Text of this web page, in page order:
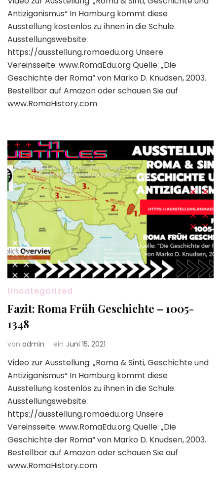
Antiziganismus“ In Hamburg kommt diese
Ausstellung kostenlos zu ihnen in die Schule.
Ausstellungswebsite:
https://ausstellung.romaedu.org Unsere
Vereinsseite: www.RomaEdu.org Quelle: „Die
Geschichte der Roma“ von Marko D. Knudsen, 2003.
Bestellbar auf Amazon oder schauen Sie auf
www.RomaHistory.com
Uncategorized
Fazit: Roma Früh Geschichte – 1005-
1348
von admin ein Juni 15, 2021
Video zur Ausstellung: „Roma & Sinti, Geschichte und
Antiziganismus“ In Hamburg kommt diese
Ausstellung kostenlos zu ihnen in die Schule.
Ausstellungswebsite:
https://ausstellung.romaedu.org Unsere
Vereinsseite: www.RomaEdu.org Quelle: „Die
Geschichte der Roma“ von Marko D. Knudsen, 2003.
Bestellbar auf Amazon oder schauen Sie auf
www.RomaHistory.com